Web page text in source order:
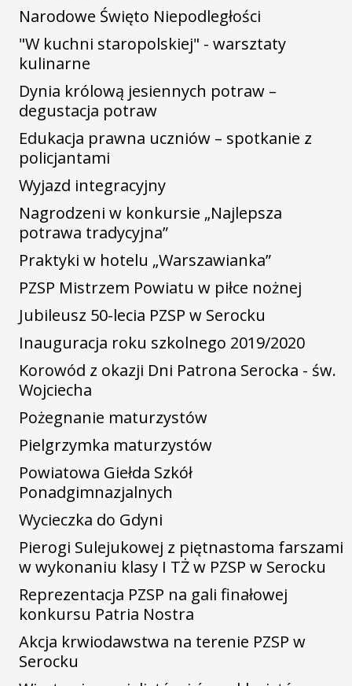
Narodowe Święto Niepodległości
"W kuchni staropolskiej" - warsztaty
kulinarne
Dynia królową jesiennych potraw –
degustacja potraw
Edukacja prawna uczniów – spotkanie z
policjantami
Wyjazd integracyjny
Nagrodzeni w konkursie „Najlepsza
potrawa tradycyjna”
Praktyki w hotelu „Warszawianka”
PZSP Mistrzem Powiatu w piłce nożnej
Jubileusz 50-lecia PZSP w Serocku
Inauguracja roku szkolnego 2019/2020
Korowód z okazji Dni Patrona Serocka - św.
Wojciecha
Pożegnanie maturzystów
Pielgrzymka maturzystów
Powiatowa Giełda Szkół
Ponadgimnazjalnych
Wycieczka do Gdyni
Pierogi Sulejukowej z piętnastoma farszami
w wykonaniu klasy I TŻ w PZSP w Serocku
Reprezentacja PZSP na gali finałowej
konkursu Patria Nostra
Akcja krwiodawstwa na terenie PZSP w
Serocku